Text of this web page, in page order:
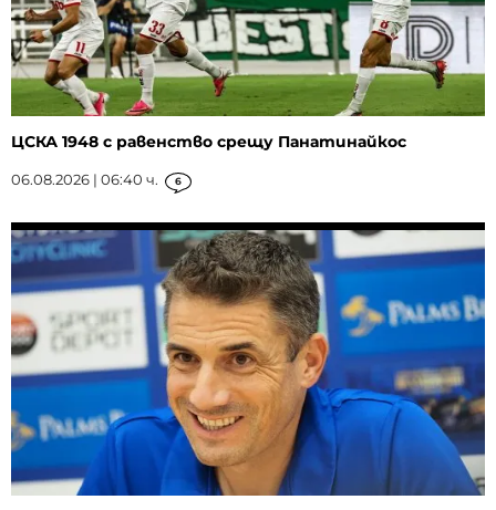
ЦСКА 1948 с равенство срещу Панатинайкос
06.08.2026 | 06:40 ч. 6